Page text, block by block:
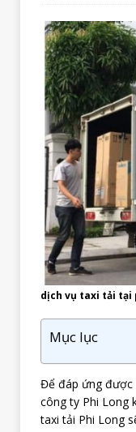
dịch vụ taxi tải tại
Mục lục
Để đáp ứng được
công ty Phi Long
taxi tải Phi Long